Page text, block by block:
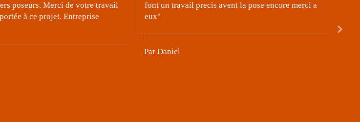
font un travail precis avent la pose encore merci a
eux"
laissant un chantier propre merci a eux "